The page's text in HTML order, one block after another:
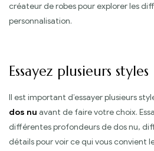
créateur de robes pour explorer les
personnalisation.
Essayez plusieurs styles
Il est important d’essayer plusieurs
dos nu avant de faire votre choix.
différentes profondeurs de dos nu,
détails pour voir ce qui vous convient